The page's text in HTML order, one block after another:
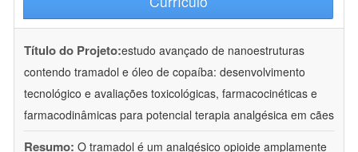
Título do Projeto:estudo avançado de nanoestruturas
contendo tramadol e óleo de copaíba: desenvolvimento
tecnológico e avaliações toxicológicas, farmacocinéticas e
farmacodinâmicas para potencial terapia analgésica em cães
Resumo: O tramadol é um analgésico opioide amplamente